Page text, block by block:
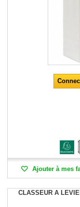
Ajouter à mes
CLASSEUR A